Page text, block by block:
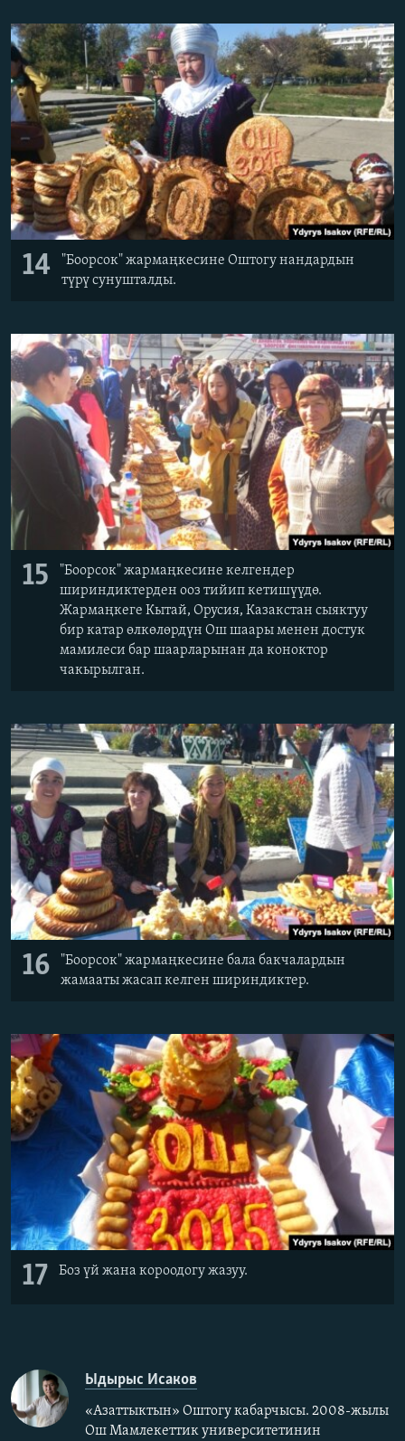
14
"Боорсок" жармаңкесине Оштогу нандардын
түрү сунушталды.
15
"Боорсок" жармаңкесине келгендер
шириндиктерден ооз тийип кетишүүдө.
Жармаңкеге Кытай, Орусия, Казакстан сыяктуу
бир катар өлкөлөрдүн Ош шаары менен достук
мамилеси бар шаарларынан да коноктор
чакырылган.
16
"Боорсок" жармаңкесине бала бакчалардын
жамааты жасап келген шириндиктер.
17 Боз үй жана короодогу жазуу.
Ыдырыс Исаков
«Азаттыктын» Оштогу кабарчысы. 2008-жылы
Ош Мамлекеттик университетинин